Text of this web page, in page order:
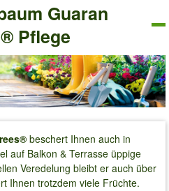
Guaran
Pflege
beschert Ihnen auch in
auf Balkon & Terrasse üppige
Veredelung bleibt er auch über
Ihnen trotzdem viele Früchte.